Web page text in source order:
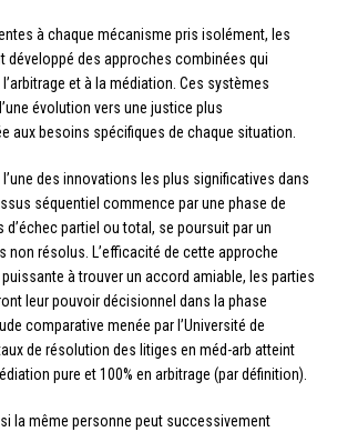
à chaque mécanisme pris isolément, les
développé des approches combinées qui
et à la médiation. Ces systèmes
évolution vers une justice plus
aux besoins spécifiques de chaque situation.
des innovations les plus significatives dans
séquentiel commence par une phase de
partiel ou total, se poursuit par un
non résolus. L’efficacité de cette approche
à trouver un accord amiable, les parties
leur pouvoir décisionnel dans la phase
comparative menée par l’Université de
de résolution des litiges en méd-arb atteint
pure et 100% en arbitrage (par définition).
la même personne peut successivement